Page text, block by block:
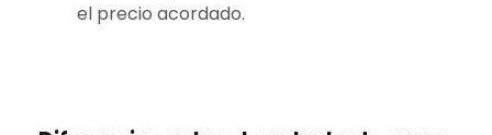
el precio acordado.